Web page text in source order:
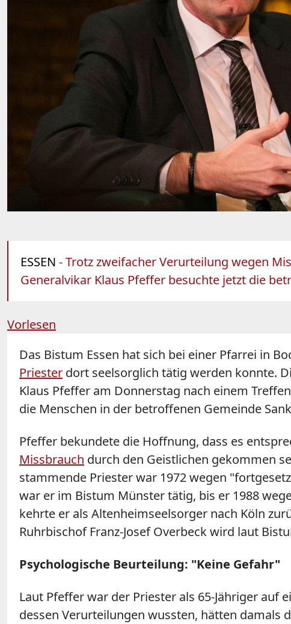
ESSEN - Trotz zweifacher Verurteilung wegen
Generalvikar Klaus Pfeffer besuchte jetzt die
Vorlesen
Das Bistum Essen hat sich bei einer Pfarrei in
Priester dort seelsorglich tätig werden konnte.
Klaus Pfeffer am Donnerstag nach einem
die Menschen in der betroffenen Gemeinde
Pfeffer bekundete die Hoffnung, dass es
Missbrauch durch den Geistlichen gekommen
stammende Priester war 1972 wegen
war er im Bistum Münster tätig, bis er 1988
kehrte er als Altenheimseelsorger nach Köln
Ruhrbischof Franz-Josef Overbeck wird laut
Psychologische Beurteilung: "Keine Gefahr"
Laut Pfefferwar der Priester als 65-Jähriger auf
dessen Verurteilungen wussten, hätten damals